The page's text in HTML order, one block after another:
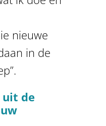
nieuwe
in de
de